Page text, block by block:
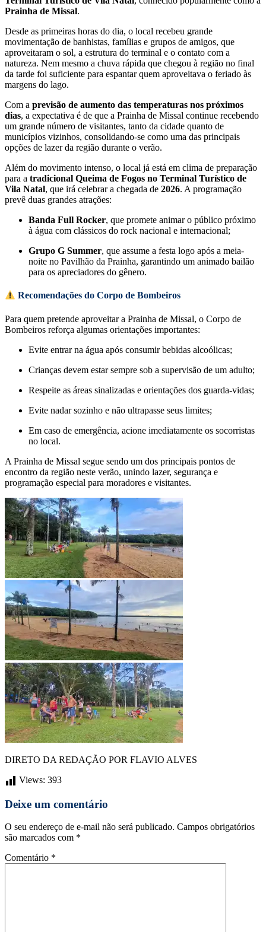
Prainha de Missal.
Desde as primeiras horas do dia, o local recebeu grande
movimentação de banhistas, famílias e grupos de amigos, que
aproveitaram o sol, a estrutura do terminal e o contato com a
natureza. Nem mesmo a chuva rápida que chegou à região no final
da tarde foi suficiente para espantar quem aproveitava o feriado às
margens do lago.
Com a previsão de aumento das temperaturas nos próximos
dias, a expectativa é de que a Prainha de Missal continue recebendo
um grande número de visitantes, tanto da cidade quanto de
municípios vizinhos, consolidando-se como uma das principais
opções de lazer da região durante o verão.
Além do movimento intenso, o local já está em clima de preparação
para a tradicional Queima de Fogos no Terminal Turístico de
Vila Natal, que irá celebrar a chegada de 2026. A programação
prevê duas grandes atrações:
Banda Full Rocker, que promete animar o público próximo
à água com clássicos do rock nacional e internacional;
Grupo G Summer, que assume a festa logo após a meia-
noite no Pavilhão da Prainha, garantindo um animado bailão
para os apreciadores do gênero.
Recomendações do Corpo de Bombeiros
Para quem pretende aproveitar a Prainha de Missal, o Corpo de
Bombeiros reforça algumas orientações importantes:
Evite entrar na água após consumir bebidas alcoólicas;
Crianças devem estar sempre sob a supervisão de um adulto;
Respeite as áreas sinalizadas e orientações dos guarda-vidas;
Evite nadar sozinho e não ultrapasse seus limites;
Em caso de emergência, acione imediatamente os socorristas
no local.
A Prainha de Missal segue sendo um dos principais pontos de
encontro da região neste verão, unindo lazer, segurança e
programação especial para moradores e visitantes.
DIRETO DA REDAÇÃO POR FLAVIO ALVES
Views: 393
Deixe um comentário
O seu endereço de e-mail não será publicado. Campos obrigatórios
são marcados com *
Comentário *